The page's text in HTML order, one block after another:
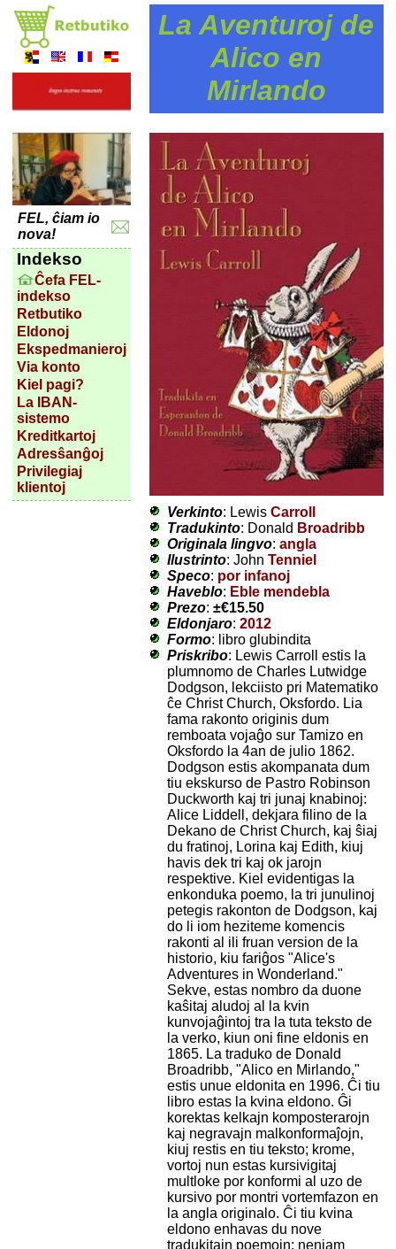
FEL, ĉiam io
nova!
Indekso
Ĉefa FEL-
indekso
Retbutiko
Eldonoj
Ekspedmanieroj
Via konto
Kiel pagi?
La IBAN-
sistemo
Kreditkartoj
Adresŝanĝoj
Privilegiaj
klientoj
La Aventuroj de
Alico en
Mirlando
Verkinto: Lewis Carroll
Tradukinto: Donald Broadribb
Originala lingvo: angla
Ilustrinto: John Tenniel
Speco: por infanoj
Haveblo: Eble mendebla
Prezo: ±€15.50
Eldonjaro: 2012
Formo: libro glubindita
Priskribo: Lewis Carroll estis la
plumnomo de Charles Lutwidge
Dodgson, lekciisto pri Matematiko
ĉe Christ Church, Oksfordo. Lia
fama rakonto originis dum
remboata vojaĝo sur Tamizo en
Oksfordo la 4an de julio 1862.
Dodgson estis akompanata dum
tiu ekskurso de Pastro Robinson
Duckworth kaj tri junaj knabinoj:
Alice Liddell, dekjara filino de la
Dekano de Christ Church, kaj ŝiaj
du fratinoj, Lorina kaj Edith, kiuj
havis dek tri kaj ok jarojn
respektive. Kiel evidentigas la
enkonduka poemo, la tri junulinoj
petegis rakonton de Dodgson, kaj
do li iom heziteme komencis
rakonti al ili fruan version de la
historio, kiu fariĝos "Alice's
Adventures in Wonderland."
Sekve, estas nombro da duone
kaŝitaj aludoj al la kvin
kunvojaĝintoj tra la tuta teksto de
la verko, kiun oni fine eldonis en
1865. La traduko de Donald
Broadribb, "Alico en Mirlando,"
estis unue eldonita en 1996. Ĉi tiu
libro estas la kvina eldono. Ĝi
korektas kelkajn komposterarojn
kaj negravajn malkonformaĵojn,
kiuj restis en tiu teksto; krome,
vortoj nun estas kursivigitaj
multloke por konformi al uzo de
kursivo por montri vortemfazon en
la angla originalo. Ĉi tiu kvina
eldono enhavas du nove
tradukitajn poemojn: neniam